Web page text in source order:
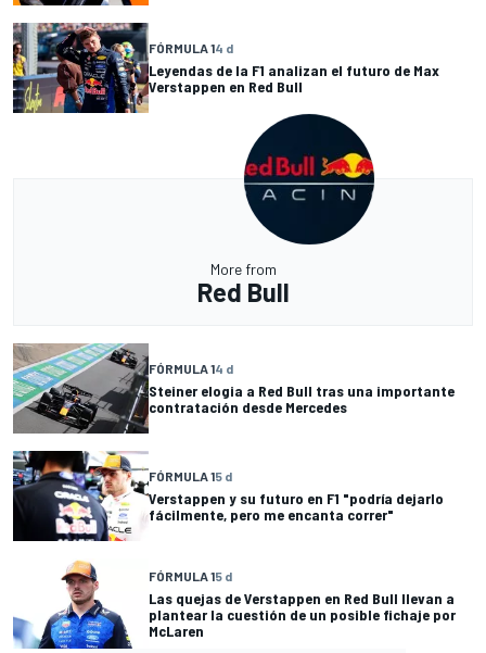
FÓRMULA 14 d
Leyendas de la F1 analizan el futuro de Max
Verstappen en Red Bull
More from
Red Bull
FÓRMULA 14 d
Steiner elogia a Red Bull tras una importante
contratación desde Mercedes
FÓRMULA 15 d
Verstappen y su futuro en F1 "podría dejarlo
fácilmente, pero me encanta correr"
FÓRMULA 15 d
Las quejas de Verstappen en Red Bull llevan a
plantear la cuestión de un posible fichaje por
McLaren